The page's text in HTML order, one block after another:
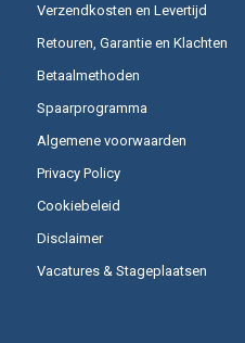
Verzendkosten en Levertijd
Retouren, Garantie en Klachten
Betaalmethoden
Spaarprogramma
Algemene voorwaarden
Privacy Policy
Cookiebeleid
Disclaimer
Vacatures & Stageplaatsen